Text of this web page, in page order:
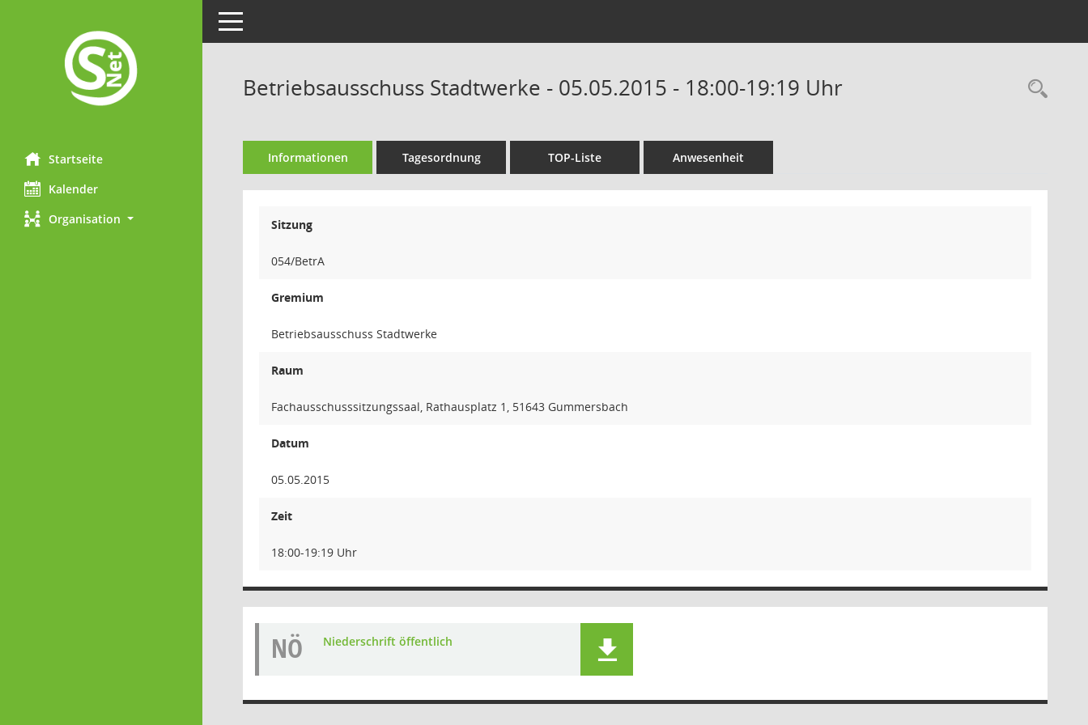
Startseite
Kalender
Organisation
Toggle navigation
Betriebsausschuss Stadtwerke - 05.05.2015 - 18:00-19:19 Uhr
Informationen Tagesordnung TOP-Liste Anwesenheit
Sitzung
054/BetrA
Gremium
Betriebsausschuss Stadtwerke
Raum
Fachausschusssitzungssaal, Rathausplatz 1, 51643 Gummersbach
Datum
05.05.2015
Zeit
18:00-19:19 Uhr
NÖ Niederschrift öffentlich